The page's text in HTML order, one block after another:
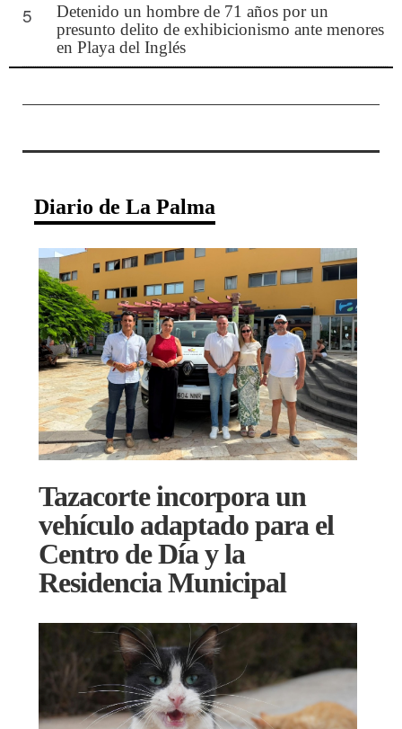
5
Detenido un hombre de 71 años por un
presunto delito de exhibicionismo ante menores
en Playa del Inglés
Diario de La Palma
Tazacorte incorpora un
vehículo adaptado para el
Centro de Día y la
Residencia Municipal